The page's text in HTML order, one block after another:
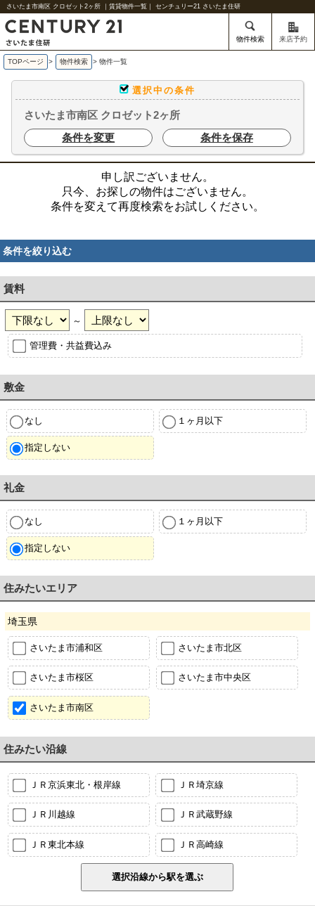
さいたま市南区 クロゼット2ヶ所 ｜賃貸物件一覧｜ センチュリー21 さいたま住研
物件検索 来店予約
TOPページ > 物件検索 > 物件一覧
選択中の条件
さいたま市南区 クロゼット2ヶ所
条件を変更
条件を保存
申し訳ございません。
只今、お探しの物件はございません。
条件を変えて再度検索をお試しください。
条件を絞り込む
賃料
～
管理費・共益費込み
敷金
なし １ヶ月以下
指定しない
礼金
なし １ヶ月以下
指定しない
住みたいエリア
埼玉県
さいたま市浦和区 さいたま市北区
さいたま市桜区 さいたま市中央区
さいたま市南区
住みたい沿線
ＪＲ京浜東北・根岸線 ＪＲ埼京線
ＪＲ川越線 ＪＲ武蔵野線
ＪＲ東北本線 ＪＲ高崎線